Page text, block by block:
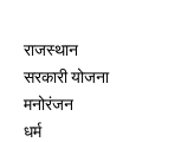
राजस्थान
सरकारी योजना
मनोरंजन
धर्म